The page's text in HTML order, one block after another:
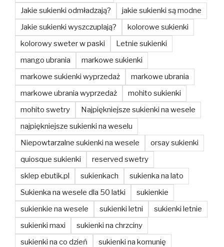
Jakie sukienki odmładzają?
jakie sukienki są modne
Jakie sukienki wyszczuplają?
kolorowe sukienki
kolorowy sweter w paski
Letnie sukienki
mango ubrania
markowe sukienki
markowe sukienki wyprzedaż
markowe ubrania
markowe ubrania wyprzedaż
mohito sukienki
mohito swetry
Najpiękniejsze sukienki na wesele
najpiękniejsze sukienki na weselu
Niepowtarzalne sukienki na wesele
orsay sukienki
quiosque sukienki
reserved swetry
sklep ebutik.pl
sukienkach
sukienka na lato
Sukienka na wesele dla 50 latki
sukienkie
sukienkie na wesele
sukienki letni
sukienki letnie
sukienki maxi
sukienki na chrzciny
sukienki na co dzień
sukienki na komunię